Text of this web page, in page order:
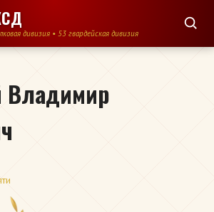
дивизия • 53 гвардейская дивизия
Владимир